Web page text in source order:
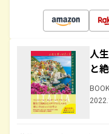
人
と